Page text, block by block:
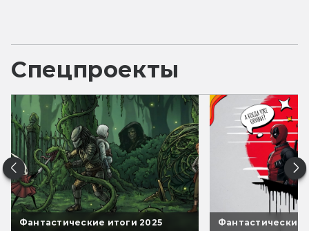
Спецпроекты
Фантастические итоги 2025 Фантастические